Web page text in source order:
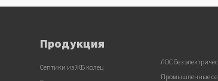
Продукция
Септики из ЖБ колец
ЛОС без
Промышленные